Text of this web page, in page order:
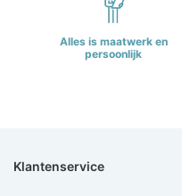
Alles is maatwerk en
persoonlijk
Klantenservice